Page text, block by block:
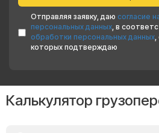
Отправляя заявку, даю согласие
персональных данных, в
обработки персональных данных,
которых подтверждаю
Калькулятор